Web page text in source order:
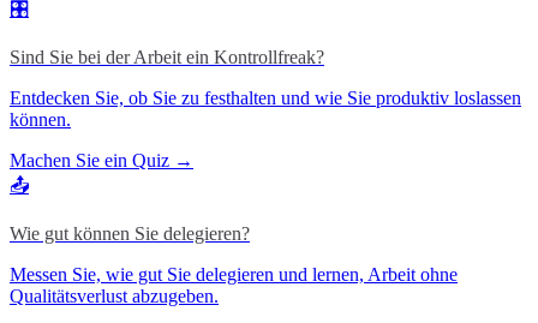
🎛️
Sind Sie bei der Arbeit ein Kontrollfreak?
Entdecken Sie, ob Sie zu festhalten und wie Sie produktiv loslassen
können.
Machen Sie ein Quiz →
📤
Wie gut können Sie delegieren?
Messen Sie, wie gut Sie delegieren und lernen, Arbeit ohne
Qualitätsverlust abzugeben.